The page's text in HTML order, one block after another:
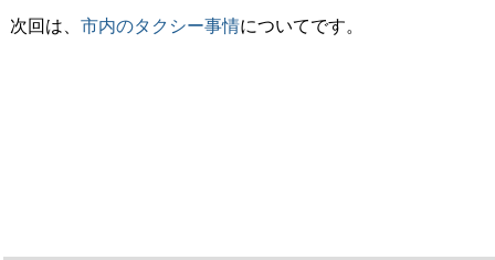
次回は、 市内のタクシー事情についてです。